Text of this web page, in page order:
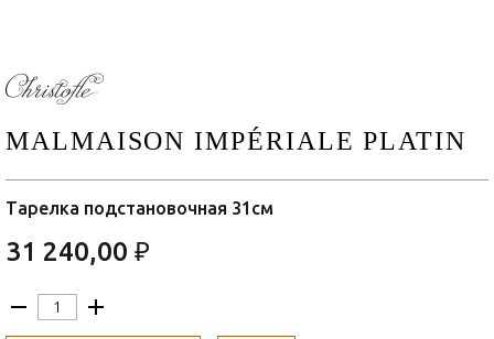
MALMAISON IMPÉRIALE PLATIN
Тарелка подстановочная 31см
31 240,00 ₽